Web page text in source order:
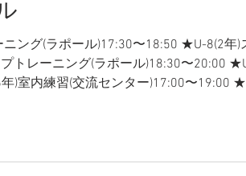
ング(ラポール)17:30〜18:50 ★U-8(2年)
トレーニング(ラポール)18:30〜20:00
)室内練習(交流センター)17:00〜19:00
)